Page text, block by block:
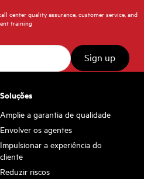
center quality assurance, customer service, and
training
Soluções
Amplie a garantia de qualidade
Envolver os agentes
Impulsionar a experiência do
cliente
Reduzir riscos